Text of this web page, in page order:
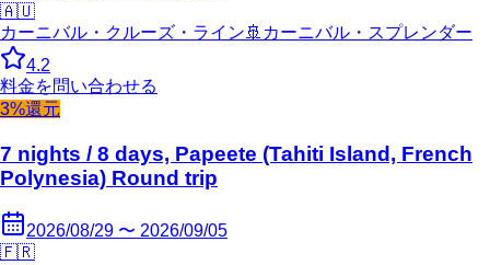
🇦🇺
カーニバル・クルーズ・ライン 🚢 カーニバル・スプレンダー
4.2
料金を問い合わせる
3%還元
7 nights / 8 days, Papeete (Tahiti Island, French
Polynesia) Round trip
2026/08/29 〜 2026/09/05
🇫🇷